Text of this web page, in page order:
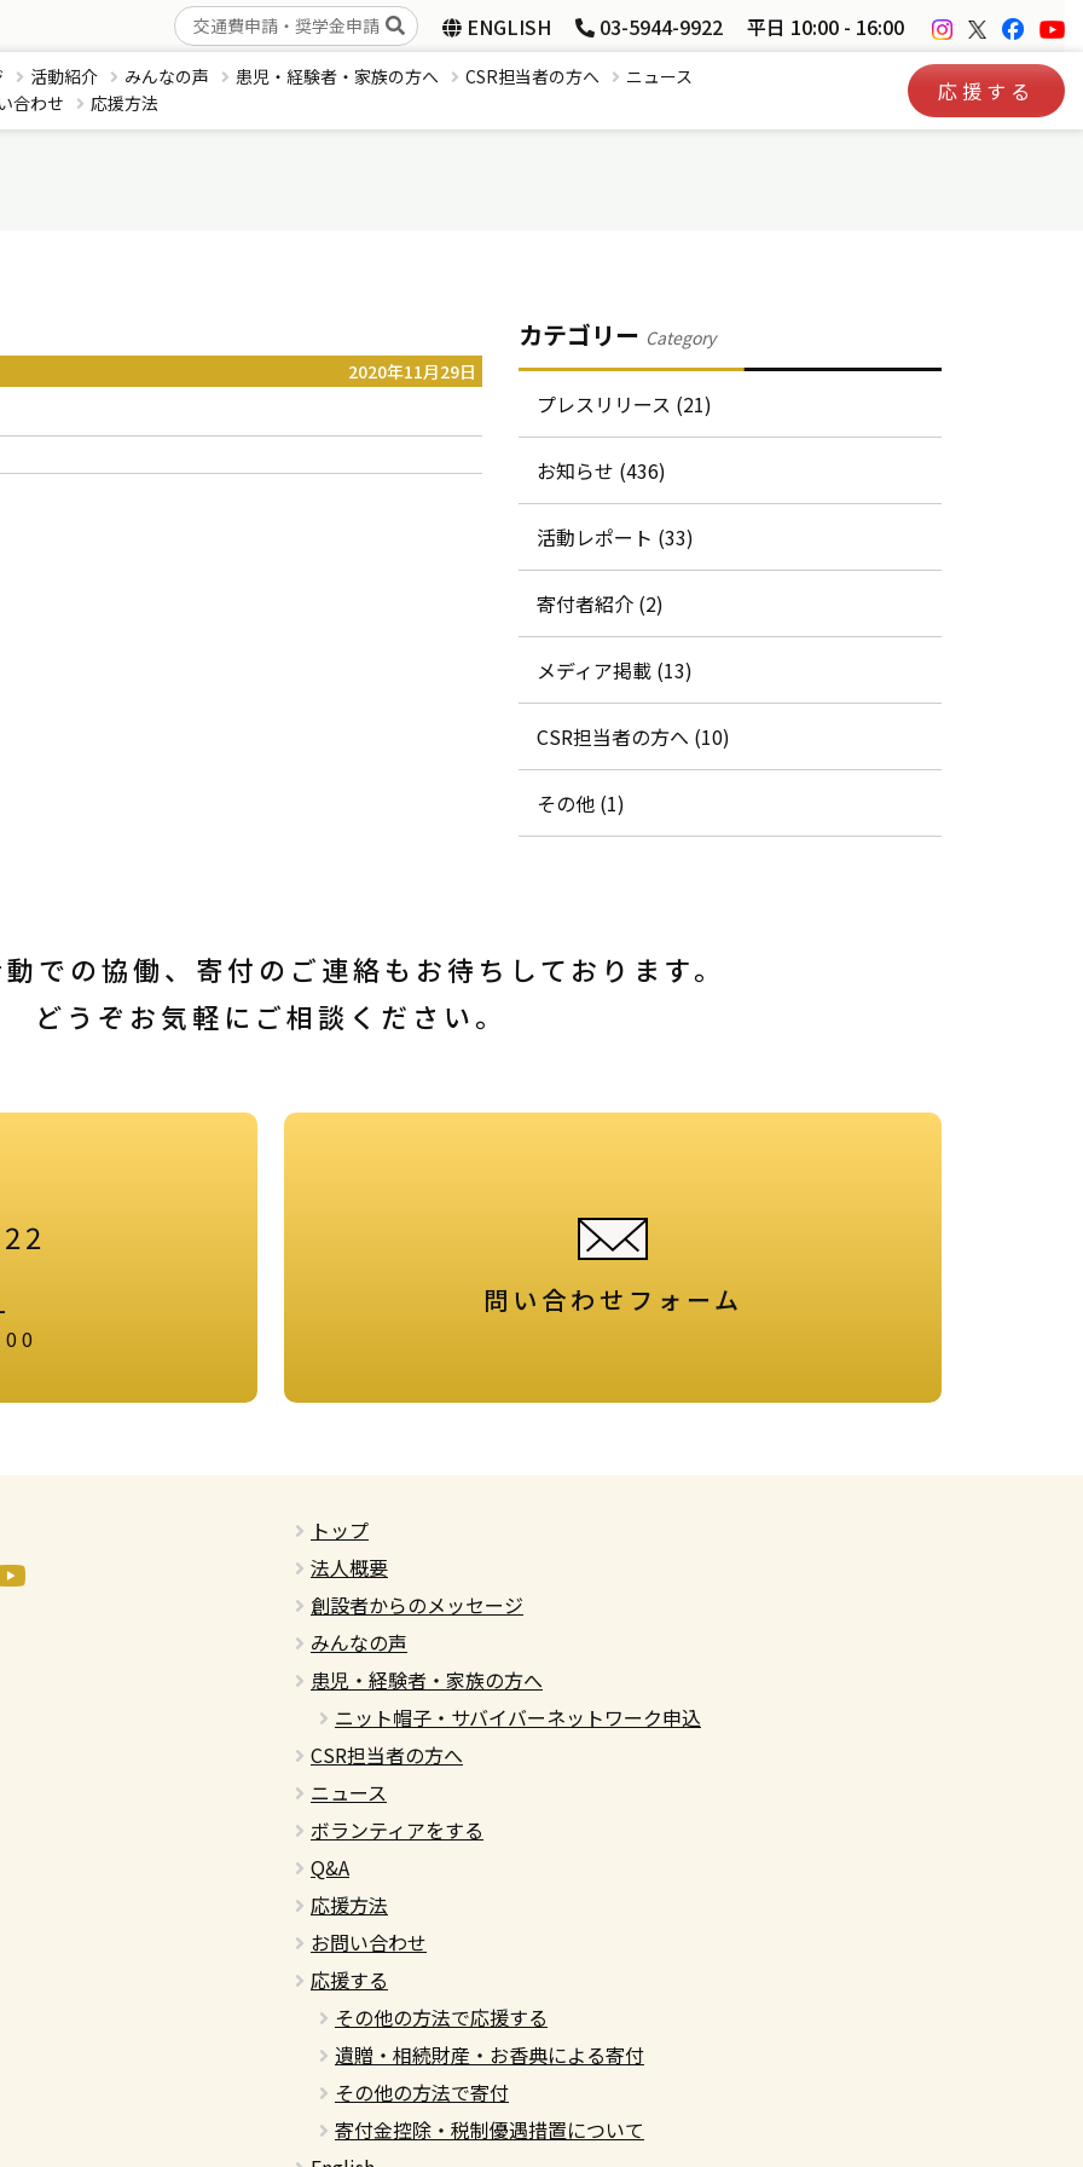
ENGLISH 03-5944-9922 平日 10:00 - 16:00
活動紹介 みんなの声 患児・経験者・家族の方へ CSR担当者の方へ
ニュース
合わせ 応援方法 応援する
2020年11月29日
カテゴリー Category
プレスリリース (21)
お知らせ (436)
活動レポート (33)
寄付者紹介 (2)
メディア掲載 (13)
CSR担当者の方へ (10)
その他 (1)
での協働、寄付のご連絡もお待ちしております。
どうぞお気軽にご相談ください。
問い合わせフォーム
トップ
法人概要
創設者からのメッセージ
みんなの声
患児・経験者・家族の方へ
ニット帽子・サバイバーネットワーク申込
CSR担当者の方へ
ニュース
ボランティアをする
Q&A
応援方法
お問い合わせ
応援する
その他の方法で応援する
遺贈・相続財産・お香典による寄付
その他の方法で寄付
寄付金控除・税制優遇措置について